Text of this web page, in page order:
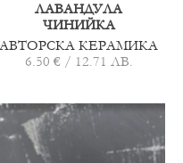
ЛАВАНДУЛА
ЧИНИЙКА
АВТОРСКА КЕРАМИКА
6.50 € / 12.71 ЛВ.